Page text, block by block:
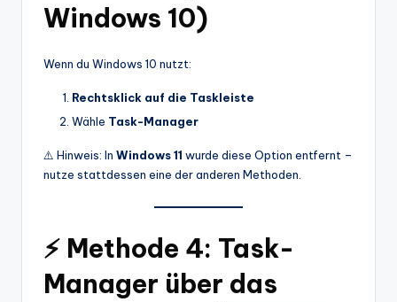
Windows 10)
Wenn du Windows 10 nutzt:
Rechtsklick auf die Taskleiste
Wähle Task-Manager
⚠️ Hinweis: In Windows 11 wurde diese Option entfernt –
nutze stattdessen eine der anderen Methoden.
⚡ Methode 4: Task-
Manager über das